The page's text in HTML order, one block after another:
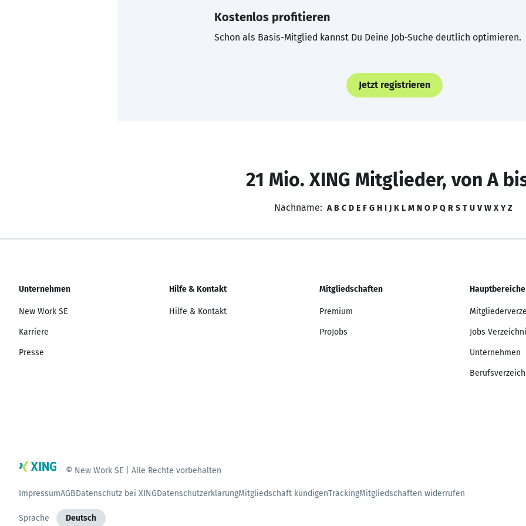
Kostenlos profitieren
Schon als Basis-Mitglied kannst Du Deine Job-Suche deutlich optimieren.
Jetzt registrieren
21 Mio. XING Mitglieder, von A
Nachname: A B C D E F G H I J K L M N O P Q R S T U V W X Y Z
Unternehmen
New Work SE
Karriere
Presse
Hilfe & Kontakt
Hilfe & Kontakt
Mitgliedschaften
Premium
ProJobs
Hauptbereiche
Jobs
Unternehmen
© New Work SE | Alle Rechte vorbehalten
ImpressumAGBDatenschutz bei XINGDatenschutzerklärungMitgliedschaft kündigenTrackingMitgliedschaften widerrufen
Sprache Deutsch